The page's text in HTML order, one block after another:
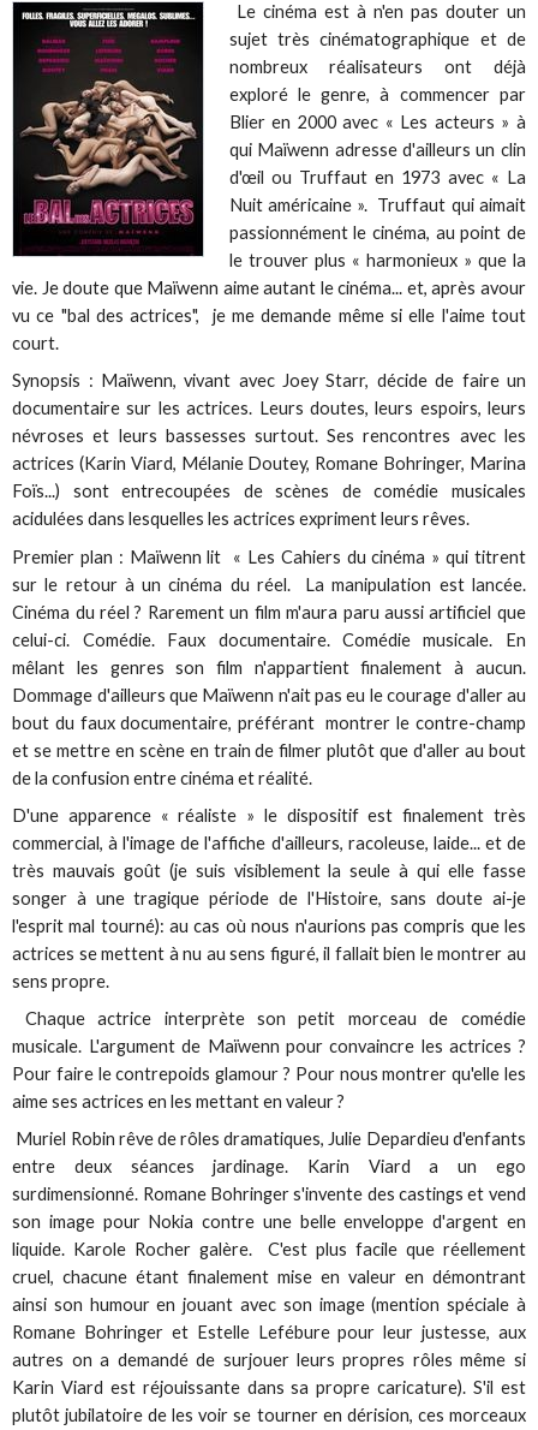
Le cinéma est à n'en pas douter un
sujet très cinématographique et de
nombreux réalisateurs ont déjà
exploré le genre, à commencer par
Blier en 2000 avec « Les acteurs » à
qui Maïwenn adresse d'ailleurs un clin
d'œil ou Truffaut en 1973 avec « La
Nuit américaine ». Truffaut qui aimait
passionnément le cinéma, au point de
le trouver plus « harmonieux » que la
vie. Je doute que Maïwenn aime autant le cinéma... et, après avour
vu ce "bal des actrices", je me demande même si elle l'aime tout
court.
Synopsis : Maïwenn, vivant avec Joey Starr, décide de faire un
documentaire sur les actrices. Leurs doutes, leurs espoirs, leurs
névroses et leurs bassesses surtout. Ses rencontres avec les
actrices (Karin Viard, Mélanie Doutey, Romane Bohringer, Marina
Foïs...) sont entrecoupées de scènes de comédie musicales
acidulées dans lesquelles les actrices expriment leurs rêves.
Premier plan : Maïwenn lit « Les Cahiers du cinéma » qui titrent
sur le retour à un cinéma du réel. La manipulation est lancée.
Cinéma du réel ? Rarement un film m'aura paru aussi artificiel que
celui-ci. Comédie. Faux documentaire. Comédie musicale. En
mêlant les genres son film n'appartient finalement à aucun.
Dommage d'ailleurs que Maïwenn n'ait pas eu le courage d'aller au
bout du faux documentaire, préférant montrer le contre-champ
et se mettre en scène en train de filmer plutôt que d'aller au bout
de la confusion entre cinéma et réalité.
D'une apparence « réaliste » le dispositif est finalement très
commercial, à l'image de l'affiche d'ailleurs, racoleuse, laide... et de
très mauvais goût (je suis visiblement la seule à qui elle fasse
songer à une tragique période de l'Histoire, sans doute ai-je
l'esprit mal tourné): au cas où nous n'aurions pas compris que les
actrices se mettent à nu au sens figuré, il fallait bien le montrer au
sens propre.
Chaque actrice interprète son petit morceau de comédie
musicale. L'argument de Maïwenn pour convaincre les actrices ?
Pour faire le contrepoids glamour ? Pour nous montrer qu'elle les
aime ses actrices en les mettant en valeur ?
Muriel Robin rêve de rôles dramatiques, Julie Depardieu d'enfants
entre deux séances jardinage. Karin Viard a un ego
surdimensionné. Romane Bohringer s'invente des castings et vend
son image pour Nokia contre une belle enveloppe d'argent en
liquide. Karole Rocher galère. C'est plus facile que réellement
cruel, chacune étant finalement mise en valeur en démontrant
ainsi son humour en jouant avec son image (mention spéciale à
Romane Bohringer et Estelle Lefébure pour leur justesse, aux
autres on a demandé de surjouer leurs propres rôles même si
Karin Viard est réjouissante dans sa propre caricature). S'il est
plutôt jubilatoire de les voir se tourner en dérision, ces morceaux